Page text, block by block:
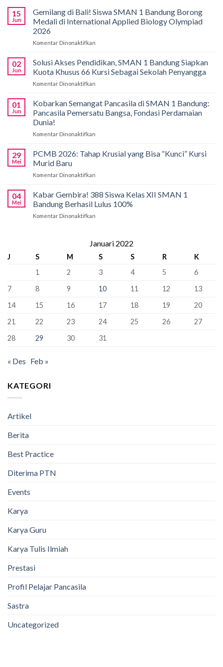
15
Jun
Gemilang di Bali! Siswa SMAN 1 Bandung Borong
Medali di International Applied Biology Olympiad
2026
Komentar Dinonaktifkan
di
Bali!
Siswa
Bandung
Borong
Biology
02
Jun
Solusi Akses Pendidikan, SMAN 1 Bandung Siapkan
Kuota Khusus 66 Kursi Sebagai Sekolah Penyangga
Komentar Dinonaktifkan
Akses
Pendidikan,
SMAN
Kuota
Khusus
Sekolah
Penyangga
01
Jun
Kobarkan Semangat Pancasila di SMAN 1 Bandung:
Pancasila Pemersatu Bangsa, Fondasi Perdamaian
Dunia!
Komentar Dinonaktifkan
Semangat
Pancasila
Bandung:
Pancasila
Dunia!
29
Mei
PCMB 2026: Tahap Krusial yang Bisa “Kunci” Kursi
Murid Baru
Komentar Dinonaktifkan
2026:
Tahap
Krusial
Kursi
Baru
04
Mei
Kabar Gembira! 388 Siswa Kelas XII SMAN 1
Bandung Berhasil Lulus 100%
Komentar Dinonaktifkan
388
Kelas
SMAN
Bandung
Lulus
100%
Januari 2022
J S M S S R
K
1
2 3 4 5
6
7
8 9 10 11 12
13
14
15 16 17 18 19
20
21
22 23 24 25 26
27
28
29 30 31
« Des Feb »
KATEGORI
Artikel
Berita
Best Practice
Diterima PTN
Events
Karya
Karya Guru
Karya Tulis Ilmiah
Prestasi
Profil Pelajar Pancasila
Sastra
Uncategorized